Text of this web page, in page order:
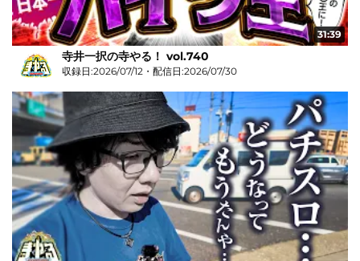
31:39
寺井一択の寺やる！ vol.740
収録日:2026/07/12・配信日:2026/07/30